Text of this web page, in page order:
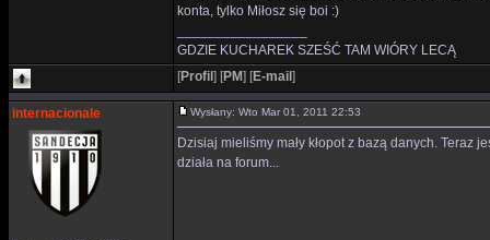
konta, tylko Miłosz się boi :)
GDZIE KUCHAREK SZEŚĆ TAM WIÓRY LECĄ
[Profil ] [PM] [E-mail ]
internacionale Wysłany: Wto Mar 01, 2011 22:53
Dzisiaj mieliśmy mały kłopot z bazą danych.
działa na forum...